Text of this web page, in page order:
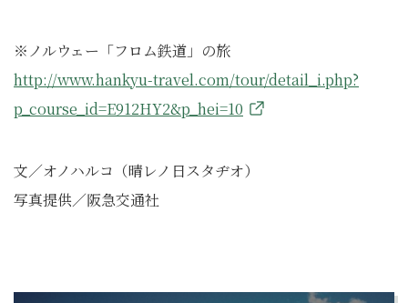
※ノルウェー「フロム鉄道」の旅
http://www.hankyu-travel.com/tour/detail_i.php?
p_course_id=E912HY2&p_hei=10
文／オノハルコ（晴レノ日スタヂオ）
写真提供／阪急交通社